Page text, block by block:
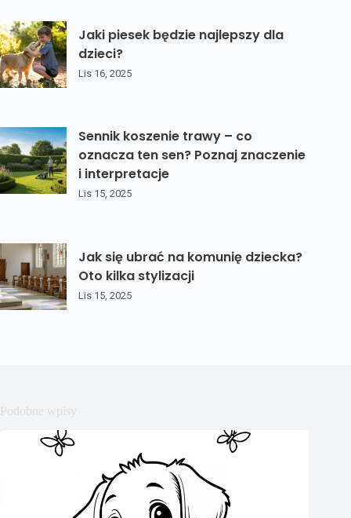
Jaki piesek będzie najlepszy dla
dzieci?
Lis 16, 2025
Sennik koszenie trawy – co
oznacza ten sen? Poznaj znaczenie
i interpretacje
Lis 15, 2025
Jak się ubrać na komunię dziecka?
Oto kilka stylizacji
Lis 15, 2025
Podobne wpisy